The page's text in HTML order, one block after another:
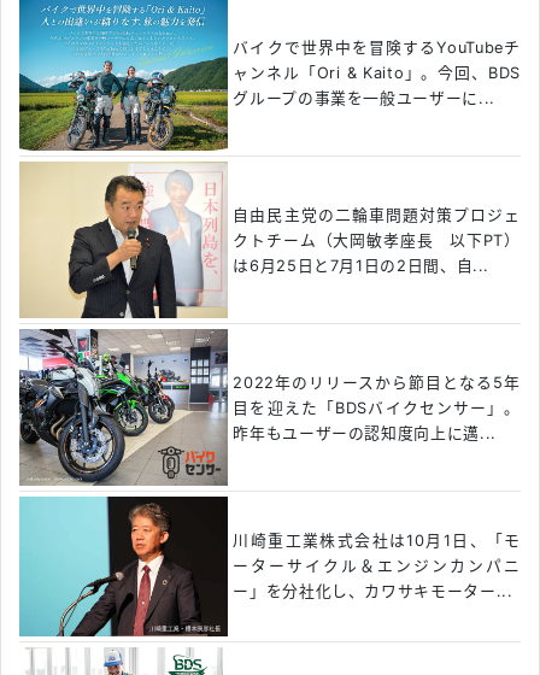
バイクで世界中を冒険するYouTubeチ
ャンネル「Ori & Kaito」。今回、BDS
グループの事業を一般ユーザーに...
自由民主党の二輪車問題対策プロジェ
クトチーム（大岡敏孝座長 以下PT）
は6月25日と7月1日の2日間、自...
2022年のリリースから節目となる5年
目を迎えた「BDSバイクセンサー」。
昨年もユーザーの認知度向上に邁...
川崎重工業株式会社は10月1日、「モ
ーターサイクル＆エンジンカンパニ
ー」を分社化し、カワサキモーター...